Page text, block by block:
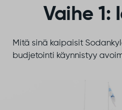
Vaihe 1:
Mitä sinä kaipaisit
budjetointi käynnistyy